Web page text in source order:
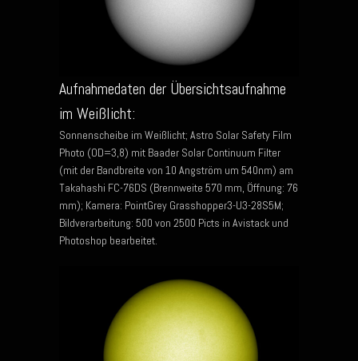
Aufnahmedaten der Übersichtsaufnahme
im Weißlicht:
Sonnenscheibe im Weißlicht; Astro Solar Safety Film
Photo (OD=3,8) mit Baader Solar Continuum Filter
(mit der Bandbreite von 10 Angström um 540nm) am
Takahashi FC-76DS (Brennweite 570 mm, Öffnung: 76
mm); Kamera: PointGrey Grasshopper3-U3-28S5M;
Bildverarbeitung: 500 von 2500 Picts in Avistack und
Photoshop bearbeitet.